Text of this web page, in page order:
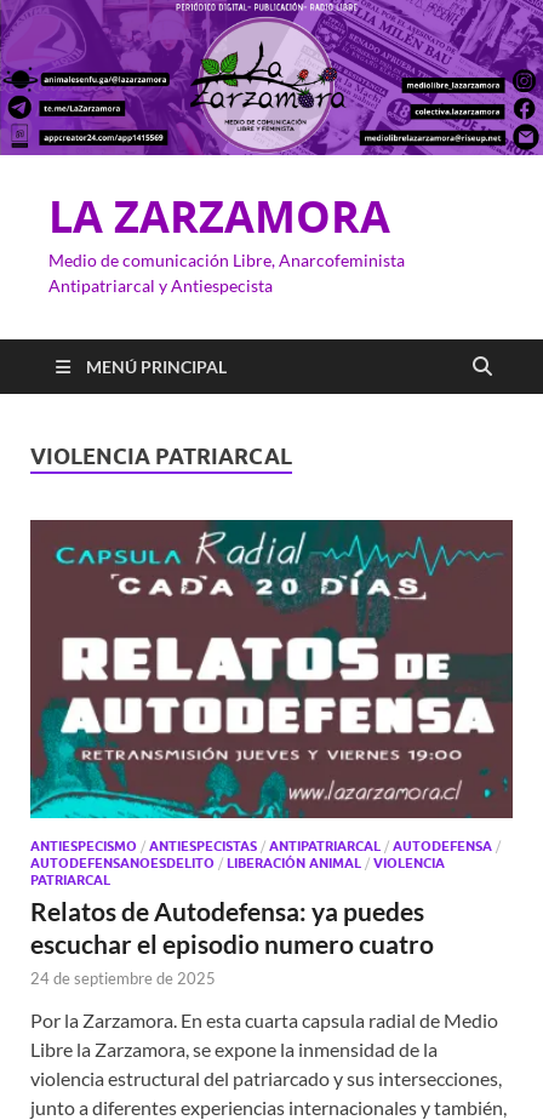
LA ZARZAMORA
Medio de comunicación Libre, Anarcofeminista
Antipatriarcal y Antiespecista
MENÚ PRINCIPAL
VIOLENCIA PATRIARCAL
ANTIESPECISMO / ANTIESPECISTAS / ANTIPATRIARCAL / AUTODEFENSA /
AUTODEFENSANOESDELITO / LIBERACIÓN ANIMAL / VIOLENCIA
PATRIARCAL
Relatos de Autodefensa: ya puedes
escuchar el episodio numero cuatro
24 de septiembre de 2025
Por la Zarzamora. En esta cuarta capsula radial de Medio
Libre la Zarzamora, se expone la inmensidad de la
violencia estructural del patriarcado y sus intersecciones,
junto a diferentes experiencias internacionales y también,